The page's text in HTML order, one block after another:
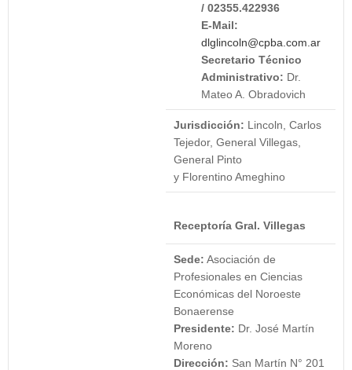
/ 02355.422936
E-Mail:
dlglincoln@cpba.com.ar
Secretario Técnico
Administrativo: Dr.
Mateo A. Obradovich
Jurisdicción: Lincoln, Carlos
Tejedor, General Villegas,
General Pinto
y Florentino Ameghino
Receptoría Gral. Villegas
Sede: Asociación de
Profesionales en Ciencias
Económicas del Noroeste
Bonaerense
Presidente: Dr. José Martín
Moreno
Dirección: San Martín N° 201